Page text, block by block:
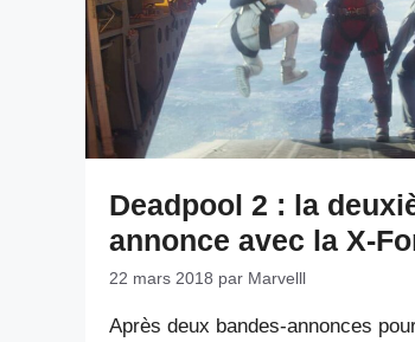
Deadpool 2 : la
annonce avec la X-
22 mars 2018 par Marvelll
Après deux bandes-annonces